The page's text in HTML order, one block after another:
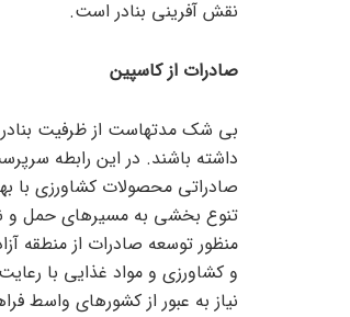
نقش آفرینی بنادر است.
صادرات از کاسپین
بی شک مدتهاست از ظرفیت بنادر
داشته باشند. در این رابطه
صادراتی محصولات کشاورزی با
تنوع بخشی به مسیر‌های حمل و
منظور توسعه صادرات از منطقه
و کشاورزی و مواد غذایی با
نیاز به عبور از کشور‌های واسط